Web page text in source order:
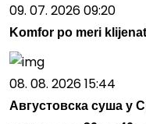
09. 07. 2026 09:20
Komfor po meri
08. 08. 2026 15:44
Августовска суша у